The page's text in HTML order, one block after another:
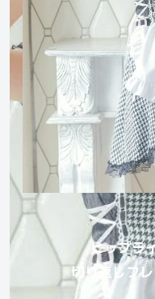
ヒップラ
切り返しフ